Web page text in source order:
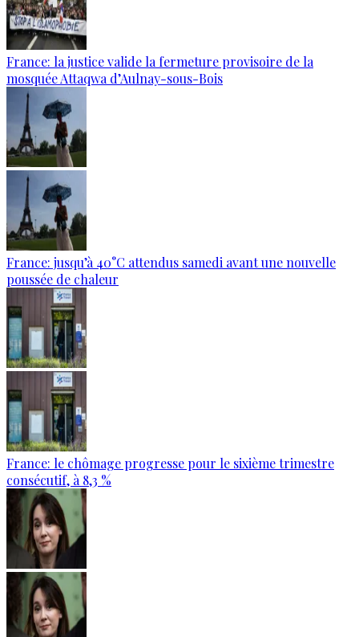
France: la justice valide la fermeture provisoire de la
mosquée Attaqwa d’Aulnay-sous-Bois
France: jusqu’à 40°C attendus samedi avant une nouvelle
poussée de chaleur
France: le chômage progresse pour le sixième trimestre
consécutif, à 8,3 %